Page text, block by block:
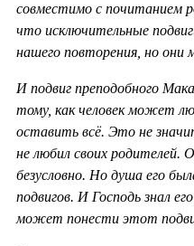
совместимо с почитанием
что исключительные
нашего повторения, но они
И подвиг преподобного
тому, как человек может
оставить всё. Это не
не любил своих родителей.
безусловно. Но душа его
подвигов. И Господь знал
может понести этот